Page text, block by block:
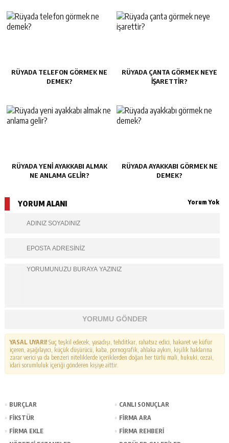
RÜYADA TELEFON GÖRMEK NE
DEMEK?
RÜYADA ÇANTA GÖRMEK NEYE
IŞARETTIR?
RÜYADA YENI AYAKKABI ALMAK
NE ANLAMA GELIR?
RÜYADA AYAKKABI GÖRMEK NE
DEMEK?
YORUM ALANI Yorum Yok
YORUMU GÖNDER
YASAL UYARI!Suç teşkil edecek, yasadışı, tehditkar, rahatsız edici, hakaret ve küfür
içeren, aşağılayıcı, küçük düşürücü, kaba, pornografik, ahlaka aykırı, kişilik haklarına
zarar verici ya da benzeri niteliklerde içeriklerden doğan her türlü mali, hukuki, cezai,
idari sorumluluk içeriği gönderen kişiye aittir.
BURÇLAR
CANLI SONUÇLAR
FİKSTÜR
FİRMA ARA
FİRMA EKLE
FİRMA REHBERİ